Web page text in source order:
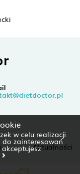
w celu realizacji
do zainteresowań
Aktualności